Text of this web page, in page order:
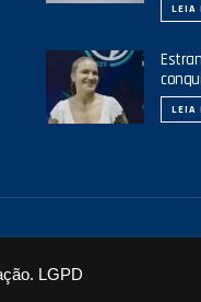
LGPD
LEIA
LEIA